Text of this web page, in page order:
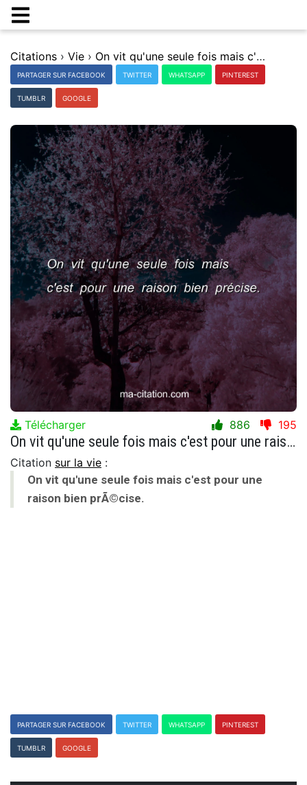
Citations › Vie › On vit qu'une seule fois mais c'est pour une raison bien prÃ©cise.
PARTAGER SUR FACEBOOK TWITTER WHATSAPP PINTEREST
TUMBLR GOOGLE
Télécharger 886 195
On vit qu'une seule fois mais c'est pour une raison bien prÃ©cise.
Citation sur la vie :
On vit qu'une seule fois mais c'est pour une
raison bien prÃ©cise.
PARTAGER SUR FACEBOOK TWITTER WHATSAPP PINTEREST
TUMBLR GOOGLE